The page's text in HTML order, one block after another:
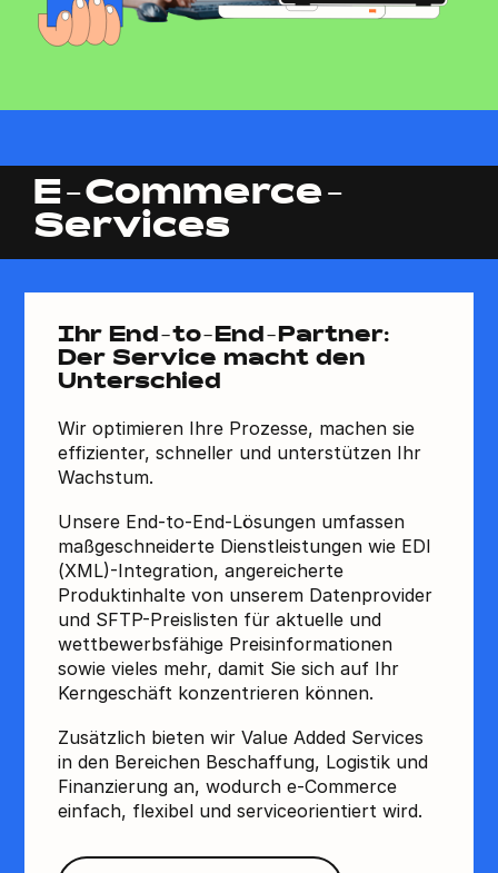
E-Commerce-
Services
Ihr End-to-End-Partner:
Der Service macht den
Unterschied
Wir optimieren Ihre Prozesse, machen sie
effizienter, schneller und unterstützen Ihr
Wachstum.
Unsere End-to-End-Lösungen umfassen
maßgeschneiderte Dienstleistungen wie EDI
(XML)-Integration, angereicherte
Produktinhalte von unserem Datenprovider
und SFTP-Preislisten für aktuelle und
wettbewerbsfähige Preisinformationen
sowie vieles mehr, damit Sie sich auf Ihr
Kerngeschäft konzentrieren können.
Zusätzlich bieten wir Value Added Services
in den Bereichen Beschaffung, Logistik und
Finanzierung an, wodurch e-Commerce
einfach, flexibel und serviceorientiert wird.